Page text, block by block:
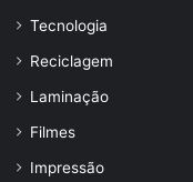
Tecnologia
Reciclagem
Laminação
Filmes
Impressão